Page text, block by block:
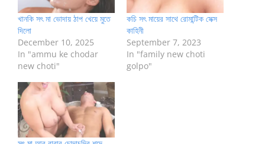
খানকি সৎ মা ভোদায় ঠাপ খেয়ে মুতে
দিলো
December 10, 2025
In "ammu ke chodar
new choti"
কচি সৎ মায়ের সাথে রোমান্টিক সেক্স
কাহিনী
September 7, 2023
In "family new choti
golpo"